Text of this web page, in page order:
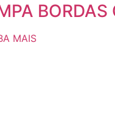
BORDAS
MAIS